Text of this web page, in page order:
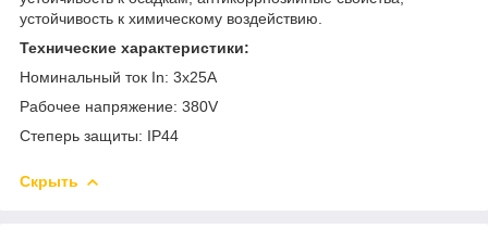
устойчивость к химическому воздействию.
Технические характеристики:
Номинальный ток In: 3x25А
Рабочее напряжение: 380V
Степерь защиты: IP44
Скрыть